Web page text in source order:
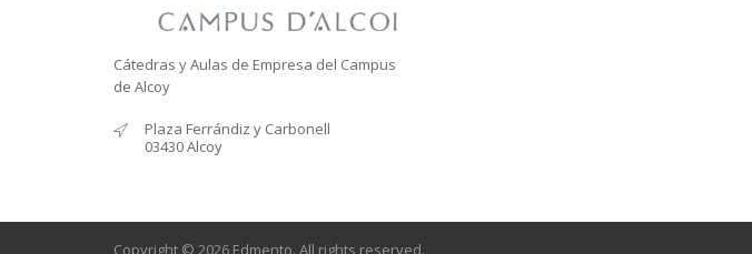
Cátedras y Aulas de Empresa del Campus
de Alcoy
Plaza Ferrándiz y Carbonell
03430 Alcoy
Copyright © 2026 Edmento. All rights reserved.